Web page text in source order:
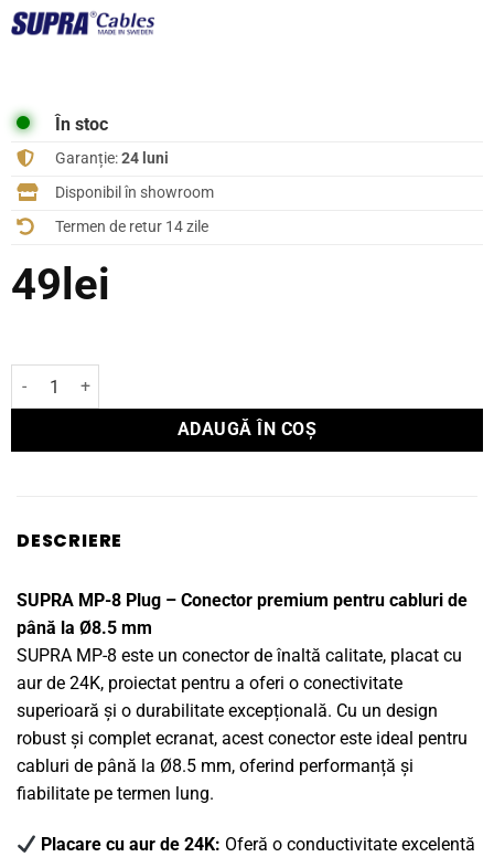
În stoc
Garanție:24 luni
Disponibil în showroom
Termen de retur 14 zile
49 lei
Cantitate Conector SUPRA MP-8 STEREO PLUG
ADAUGĂ ÎN COȘ
DESCRIERE
SUPRA MP-8 Plug – Conector premium pentru cabluri de
până la Ø8.5 mm
SUPRA MP-8 este un conector de înaltă calitate, placat cu
aur de 24K, proiectat pentru a oferi o conectivitate
superioară și o durabilitate excepțională. Cu un design
robust și complet ecranat, acest conector este ideal pentru
cabluri de până la Ø8.5 mm, oferind performanță și
fiabilitate pe termen lung.
Placare cu aur de 24K: Oferă o conductivitate excelentă